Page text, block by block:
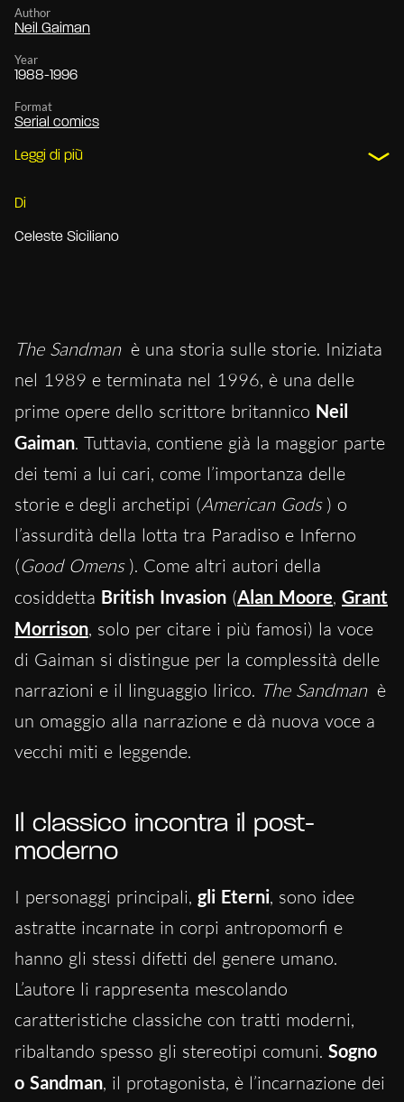
Author
Neil Gaiman
Year
1988-1996
Format
Serial comics
Leggi di più
Di
Celeste Siciliano
The Sandman è una storia sulle storie. Iniziata
nel 1989 e terminata nel 1996, è una delle
prime opere dello scrittore britannico Neil
Gaiman. Tuttavia, contiene già la maggior parte
dei temi a lui cari, come l’importanza delle
storie e degli archetipi (American Gods ) o
l’assurdità della lotta tra Paradiso e Inferno
(Good Omens ). Come altri autori della
cosiddetta British Invasion (Alan Moore, Grant
Morrison, solo per citare i più famosi) la voce
di Gaiman si distingue per la complessità delle
narrazioni e il linguaggio lirico. The Sandman è
un omaggio alla narrazione e dà nuova voce a
vecchi miti e leggende.
Il classico incontra il post-
moderno
I personaggi principali, gli Eterni, sono idee
astratte incarnate in corpi antropomorfi e
hanno gli stessi difetti del genere umano.
L’autore li rappresenta mescolando
caratteristiche classiche con tratti moderni,
ribaltando spesso gli stereotipi comuni. Sogno
o Sandman, il protagonista, è l’incarnazione dei